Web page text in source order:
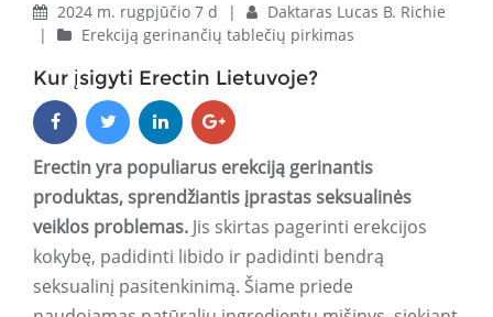
2024 m. rugpjūčio 7 d |
Daktaras Lucas B. Richie
|
Erekciją gerinančių tablečių pirkimas
Kur įsigyti Erectin Lietuvoje?
Erectin yra populiarus erekciją gerinantis
produktas, sprendžiantis įprastas seksualinės
veiklos problemas. Jis skirtas pagerinti erekcijos
kokybę, padidinti libido ir padidinti bendrą
seksualinį pasitenkinimą. Šiame priede